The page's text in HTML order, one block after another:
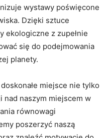
wystawy poświęcone
Dzięki sztuce
ekologiczne​ z zupełnie
‌się do ⁣podejmowania
planety.
miejsce nie tylko‌
nad naszym miejscem‍ w
równowagi
poszerzyć naszą